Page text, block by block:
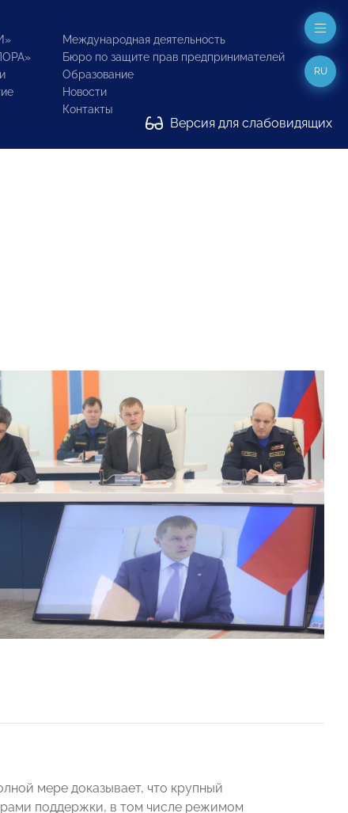
Международная деятельность
Бюро по защите прав предпринимателей
Образование
Новости
Контакты
Версия для слабовидящих
RU
мере доказывает, что крупный
поддержки, в том числе режимом